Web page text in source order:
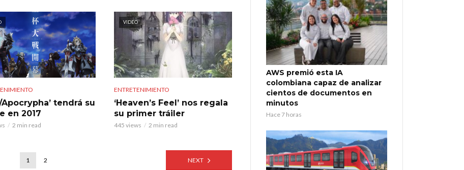
Apocrypha’ tendrá su
en 2017
2 min read
VIDEO
ENTRETENIMIENTO
‘Heaven’s Feel’ nos regala
su primer tráiler
445 views 2 min read
1 2 NEXT
AWS premió esta IA
colombiana capaz de analizar
cientos de documentos en
minutos
Hace 7 horas